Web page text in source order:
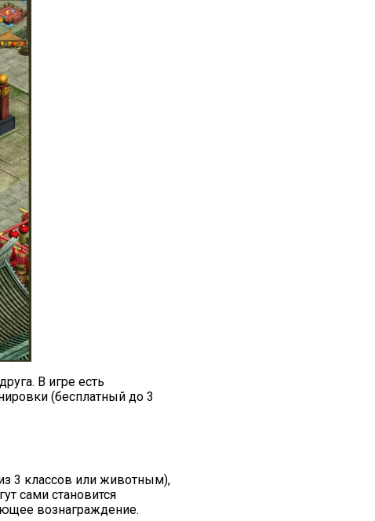
В игре есть
(бесплатный до 3
3 классов или животным),
сами становится
вознаграждение.